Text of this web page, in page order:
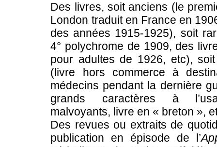
Des livres, soit anciens (le
London traduit en France en
des années 1915-1925), soit
4° polychrome de 1909, des
pour adultes de 1926, etc),
(livre hors commerce à
médecins pendant la dernière
grands caractères à
malvoyants, livre en « breton »,
Des revues ou extraits de
publication en épisode de l’